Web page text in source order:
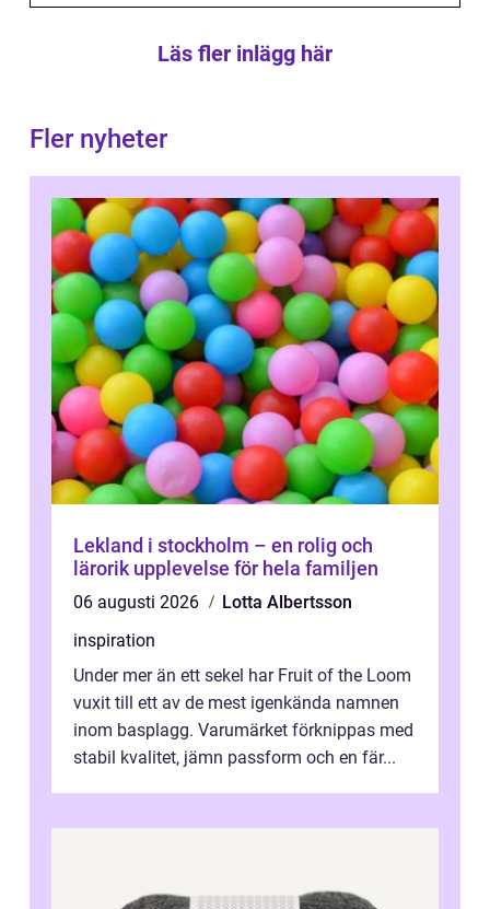
Läs fler inlägg här
Fler nyheter
Lekland i stockholm – en rolig och
lärorik upplevelse för hela familjen
06 augusti 2026
Lotta Albertsson
inspiration
Under mer än ett sekel har Fruit of the Loom
vuxit till ett av de mest igenkända namnen
inom basplagg. Varumärket förknippas med
stabil kvalitet, jämn passform och en fär...